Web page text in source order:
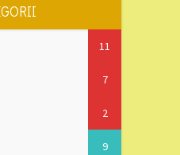
11
7
2
9